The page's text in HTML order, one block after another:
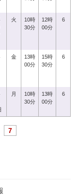
火
10時
30分
12時
00分
6
金
13時
00分
15時
30分
6
月
10時
30分
13時
00分
6
7